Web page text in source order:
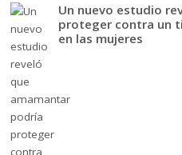
Un nuevo estudio
proteger contra un
en las mujeres